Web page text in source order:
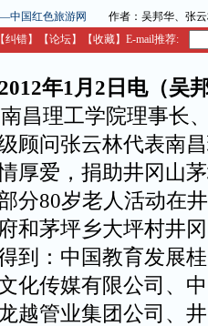
中国红色旅游网
作者：吴邦华、张
【纠错】 【论坛】 【收藏】 E-mail推荐:
年1月2日电（吴
昌理工学院理事长
顾问张云林代表南
厚爱，捐助井冈山
分80岁老人活动在
和茅坪乡大坪村井
到：中国教育发展
化传媒有限公司、
越管业集团公司、